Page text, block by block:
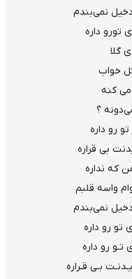
نمی‌بندم
تورو داره
گلا
خواب
می کنه
؟
رو داره
بی قراره
که نداره
واسه قلبم
نمی‌بندم
تو رو داره
تـو رو داره
بـی قـراره